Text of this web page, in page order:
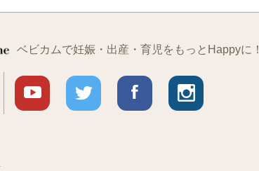
ベビカムで妊娠・出産・育児をもっとHappyに！